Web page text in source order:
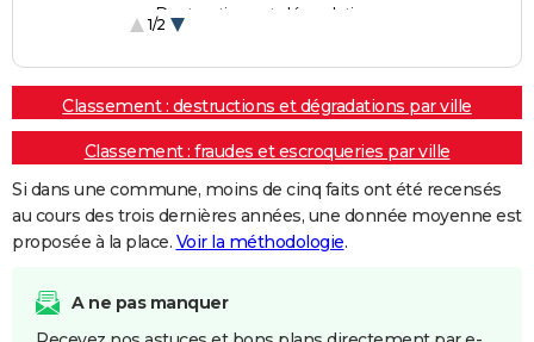
Destructions et dégradations
1/2
Classement : destructions et dégradations par ville
Classement : fraudes et escroqueries par ville
Si dans une commune, moins de cinq faits ont été recensés
au cours des trois dernières années, une donnée moyenne est
proposée à la place. Voir la méthodologie.
A ne pas manquer